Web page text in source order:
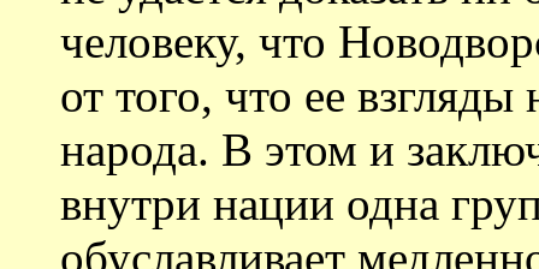
человеку, что
от того, что ее
народа. В этом и
внутри нации одна
обуславливает